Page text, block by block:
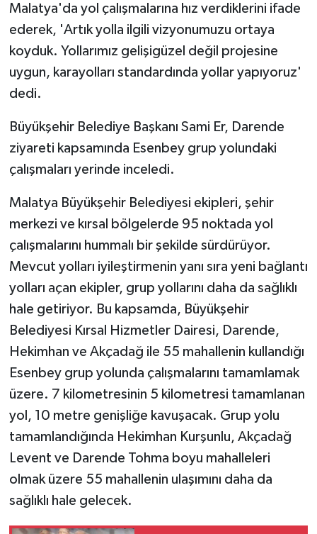
Malatya'da yol çalışmalarına hız verdiklerini ifade
ederek, 'Artık yolla ilgili vizyonumuzu ortaya
koyduk. Yollarımız gelişigüzel değil projesine
uygun, karayolları standardında yollar yapıyoruz'
dedi.
Büyükşehir Belediye Başkanı Sami Er, Darende
ziyareti kapsamında Esenbey grup yolundaki
çalışmaları yerinde inceledi.
Malatya Büyükşehir Belediyesi ekipleri, şehir
merkezi ve kırsal bölgelerde 95 noktada yol
çalışmalarını hummalı bir şekilde sürdürüyor.
Mevcut yolları iyileştirmenin yanı sıra yeni bağlantı
yolları açan ekipler, grup yollarını daha da sağlıklı
hale getiriyor. Bu kapsamda, Büyükşehir
Belediyesi Kırsal Hizmetler Dairesi, Darende,
Hekimhan ve Akçadağ ile 55 mahallenin kullandığı
Esenbey grup yolunda çalışmalarını tamamlamak
üzere. 7 kilometresinin 5 kilometresi tamamlanan
yol, 10 metre genişliğe kavuşacak. Grup yolu
tamamlandığında Hekimhan Kurşunlu, Akçadağ
Levent ve Darende Tohma boyu mahalleleri
olmak üzere 55 mahallenin ulaşımını daha da
sağlıklı hale gelecek.